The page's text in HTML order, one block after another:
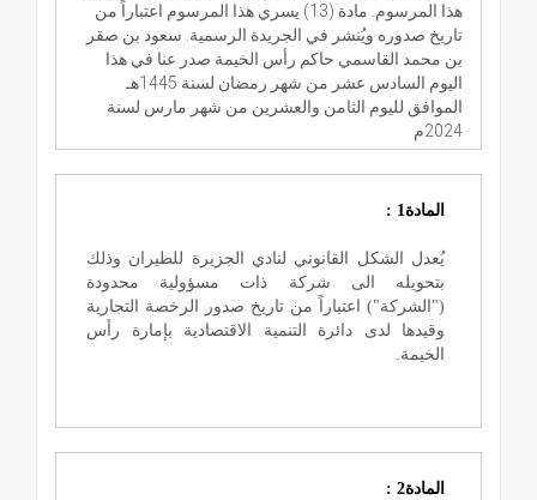
هذا المرسوم. مادة (13) يسري هذا المرسوم اعتباراً من
تاريخ صدوره ويُنشر في الجريدة الرسمية. سعود بن صقر
بن محمد القاسمي حاكم رأس الخيمة صدر عنا في هذا
اليوم السادس عشر من شهر رمضان لسنة 1445هـ
الموافق لليوم الثامن والعشرين من شهر مارس لسنة
2024م
المادة1 :
يُعدل الشكل القانوني لنادي الجزيرة للطيران وذلك
بتحويله الى شركة ذات مسؤولية محدودة
("الشركة") اعتباراً من تاريخ صدور الرخصة التجارية
وقيدها لدى دائرة التنمية الاقتصادية بإمارة رأس
الخيمة.
المادة2 :